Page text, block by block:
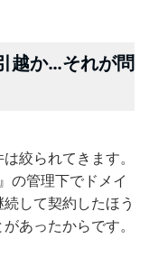
越か…それが問
絞られてきます。
の管理下でドメイ
して契約したほう
あったからです。